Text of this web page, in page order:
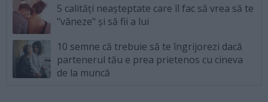
5 calități neașteptate care îl fac să vrea să te
"vâneze" și să fii a lui
10 semne că trebuie să te îngrijorezi dacă
partenerul tău e prea prietenos cu cineva
de la muncă